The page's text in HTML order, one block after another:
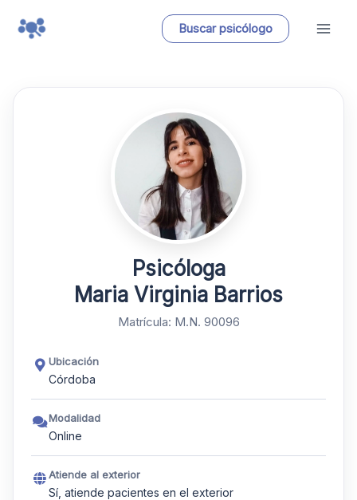
Buscar psicólogo
Psicóloga
Maria Virginia Barrios
Matrícula: M.N. 90096
Ubicación
Córdoba
Modalidad
Online
Atiende al exterior
Sí, atiende pacientes en el exterior